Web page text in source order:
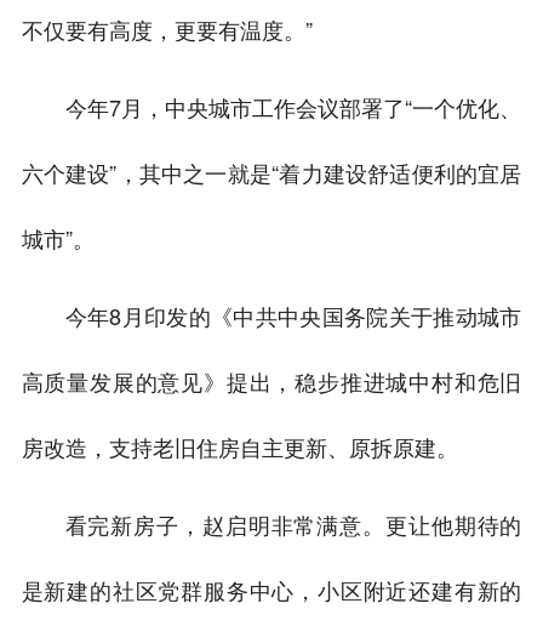
不仅要有高度，更要有温度。”
今年7月，中央城市工作会议部署了“一个优化、
六个建设”，其中之一就是“着力建设舒适便利的宜居
城市”。
今年8月印发的《中共中央国务院关于推动城市
高质量发展的意见》提出，稳步推进城中村和危旧
房改造，支持老旧住房自主更新、原拆原建。
看完新房子，赵启明非常满意。更让他期待的
是新建的社区党群服务中心，小区附近还建有新的